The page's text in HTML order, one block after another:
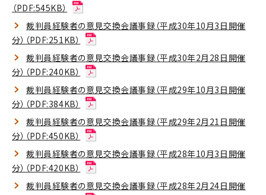
（PDF:545KB）
裁判員経験者の意見交換会議事録（平成30年10月3日開催
分）（PDF:251KB）
裁判員経験者の意見交換会議事録（平成30年2月28日開催
分）（PDF:240KB）
裁判員経験者の意見交換会議事録（平成29年10月3日開催
分）（PDF:384KB）
裁判員経験者の意見交換会議事録（平成29年2月21日開催
分）（PDF:450KB）
裁判員経験者の意見交換会議事録（平成28年10月3日開催
分）（PDF:420KB）
裁判員経験者の意見交換会議事録（平成28年2月24日開催